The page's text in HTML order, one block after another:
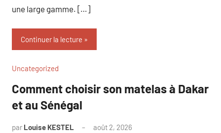
une large gamme. […]
Continuer la lecture
Uncategorized
Comment choisir son matelas à Dakar
et au Sénégal
par Louise KESTEL août 2, 2026